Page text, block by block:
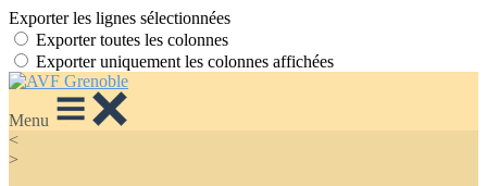
Exporter les lignes sélectionnées
Exporter toutes les colonnes
Exporter uniquement les colonnes affichées
Menu
<
>